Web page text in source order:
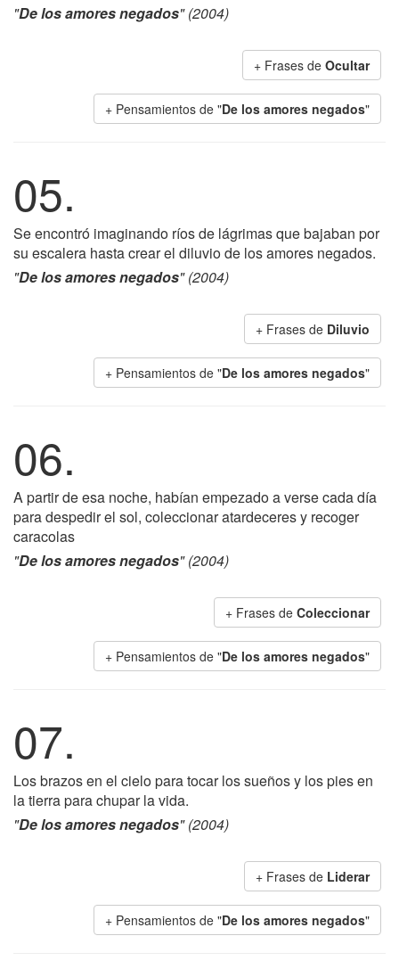
"De los amores negados" (2004)
+ Frases de Ocultar
+ Pensamientos de "De los amores negados"
05.
Se encontró imaginando ríos de lágrimas que bajaban por
su escalera hasta crear el diluvio de los amores negados.
"De los amores negados" (2004)
+ Frases de Diluvio
+ Pensamientos de "De los amores negados"
06.
A partir de esa noche, habían empezado a verse cada día
para despedir el sol, coleccionar atardeceres y recoger
caracolas
"De los amores negados" (2004)
+ Frases de Coleccionar
+ Pensamientos de "De los amores negados"
07.
Los brazos en el cielo para tocar los sueños y los pies en
la tierra para chupar la vida.
"De los amores negados" (2004)
+ Frases de Liderar
+ Pensamientos de "De los amores negados"